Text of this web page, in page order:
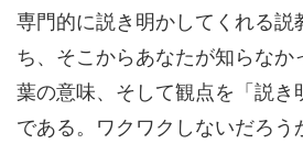
専門的に説き明かしてくれる説
ち、そこからあなたが知らな
葉の意味、そして観点を「説
である。ワクワクしないだろ